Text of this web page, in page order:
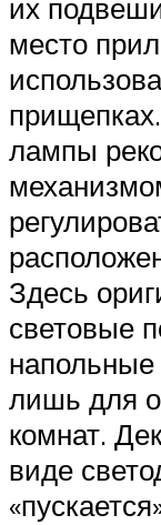
их
место
лампы
Здесь
световые
лишь для
комнат.
виде